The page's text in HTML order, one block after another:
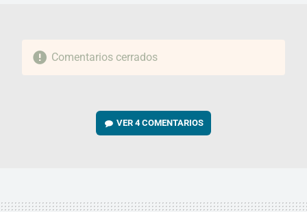
Comentarios cerrados
VER4 COMENTARIOS